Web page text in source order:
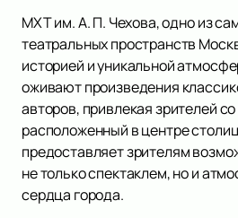
МХТ им. А. П. Чехова, одно из
театральных пространств
историей и уникальной
оживают произведения
авторов, привлекая зрителей
расположенный в центре
предоставляет зрителям
не только спектаклем, но и
сердца города.